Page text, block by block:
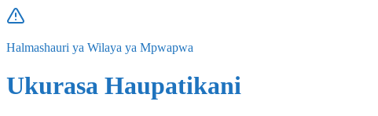
Halmashauri ya Wilaya ya Mpwapwa
Ukurasa Haupatikani